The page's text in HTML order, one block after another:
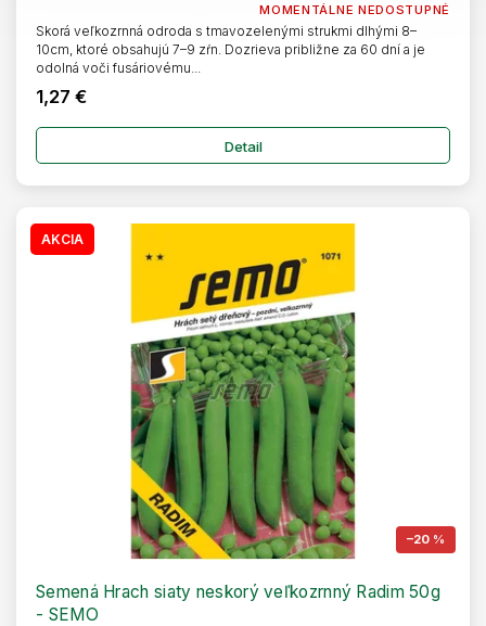
MOMENTÁLNE NEDOSTUPNÉ
1,27 €
Detail
Skorá veľkozrnná odroda s tmavozelenými strukmi dlhými 8–
10cm, ktoré obsahujú 7–9 zŕn. Dozrieva približne za 60 dní a je
odolná voči fusáriovému...
AKCIA
–20 %
Semená Hrach siaty neskorý veľkozrnný Radim 50g
- SEMO